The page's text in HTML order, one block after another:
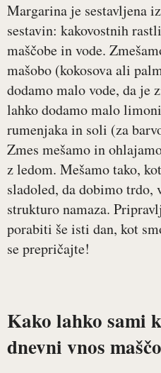
Margarina je sestavljena
sestavin: kakovostnih
maščobe in vode.
mašobo (kokosova ali
dodamo malo vode, da je
lahko dodamo malo
rumenjaka in soli (za
Zmes mešamo in
z ledom. Mešamo tako,
sladoled, da dobimo trdo,
strukturo namaza.
porabiti še isti dan, kot
se prepričajte!
Kako lahko sami
dnevni vnos